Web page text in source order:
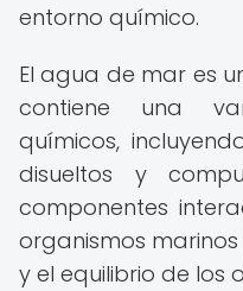
entorno químico.
El agua de mar es
contiene una
químicos,
disueltos y
componentes
organismos
y el equilibrio de los